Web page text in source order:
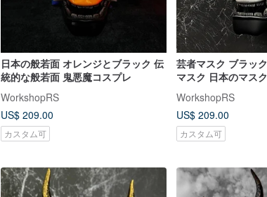
日本の般若面 オレンジとブラック 伝
統的な般若面 鬼悪魔コスプレ
WorkshopRS
US$ 209.00
カスタム可
芸者マスク ブラック ホワイト 般若
マスク 日本のマスク
WorkshopRS
US$ 209.00
カスタム可